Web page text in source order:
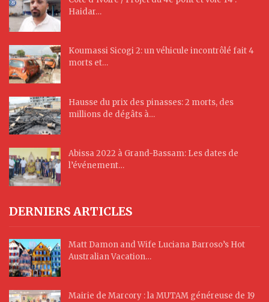
Haidar…
Koumassi Sicogi 2: un véhicule incontrôlé fait 4
morts et…
Hausse du prix des pinasses: 2 morts, des
millions de dégâts à…
Abissa 2022 à Grand-Bassam: Les dates de
l’événement…
DERNIERS ARTICLES
Matt Damon and Wife Luciana Barroso’s Hot
Australian Vacation…
Mairie de Marcory : la MUTAM généreuse de 19